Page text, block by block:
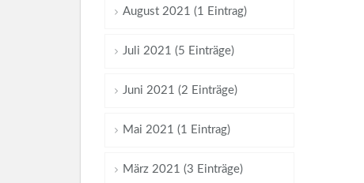
August 2021 (1 Eintrag)
Juli 2021 (5 Einträge)
Juni 2021 (2 Einträge)
Mai 2021 (1 Eintrag)
März 2021 (3 Einträge)